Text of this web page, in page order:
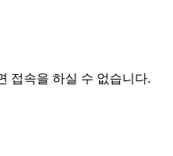
접속을 하실 수 없습니다.